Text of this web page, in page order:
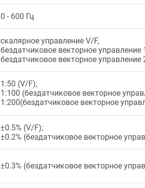
0 - 600 Гц
скалярное управление V/F,
бездатчиковое векторное управление
бездатчиковое векторное управление
1:50 (V/F);
1:100 (бездатчиковое векторное
1:200(бездатчиковое векторное
±0.5% (V/F);
±0.2% (бездатчиковое векторное
±0.3% (бездатчиковое векторное